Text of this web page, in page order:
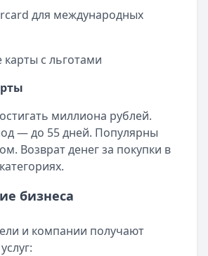
для международных
с льготами
миллиона рублей.
— до 55 дней. Популярны
Возврат денег за покупки в
бизнеса
и компании получают